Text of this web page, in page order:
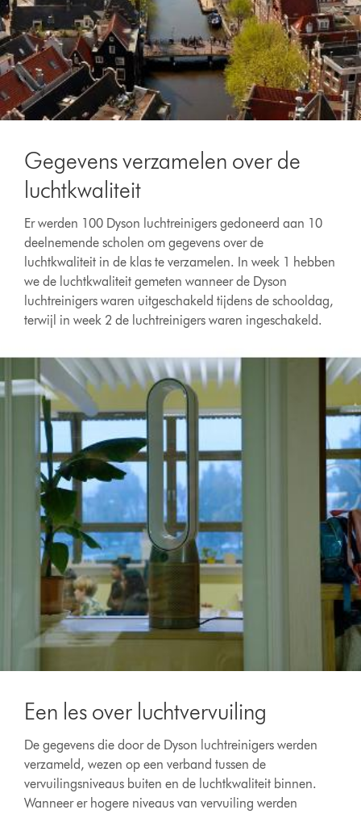
Gegevens verzamelen over de
luchtkwaliteit
Er werden 100 Dyson luchtreinigers gedoneerd aan 10
deelnemende scholen om gegevens over de
luchtkwaliteit in de klas te verzamelen. In week 1 hebben
we de luchtkwaliteit gemeten wanneer de Dyson
luchtreinigers waren uitgeschakeld tijdens de schooldag,
terwijl in week 2 de luchtreinigers waren ingeschakeld.
Een les over luchtvervuiling
De gegevens die door de Dyson luchtreinigers werden
verzameld, wezen op een verband tussen de
vervuilingsniveaus buiten en de luchtkwaliteit binnen.
Wanneer er hogere niveaus van vervuiling werden